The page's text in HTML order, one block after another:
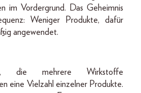
im Vordergrund. Das Geheimnis
Weniger Produkte, dafür
angewendet.
die mehrere Wirkstoffe
eine Vielzahl einzelner Produkte.